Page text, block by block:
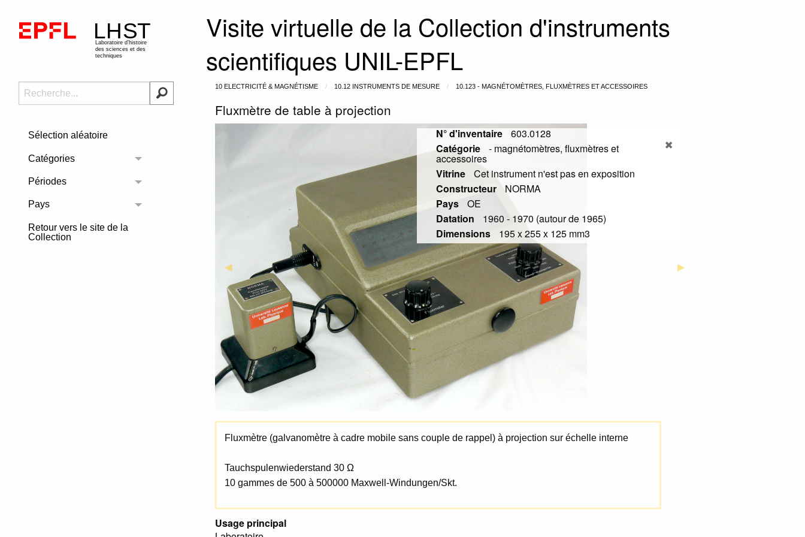
Visite virtuelle de la Collection d'instruments
scientifiques UNIL-EPFL
Sélection aléatoire
Catégories
Toggle menu
Périodes
Toggle menu
Pays
Toggle menu
Retour vers le site de la
Collection
10 ELECTRICITÉ & MAGNÉTISME 10.12 INSTRUMENTS DE MESURE 10.123 - MAGNÉTOMÈTRES, FLUXMÈTRES ET ACCESSOIRES
Fluxmètre de table à projection
Previous Slide
◀︎ Next Slide
▶︎
N° d'inventaire
603.0128
Catégorie
- magnétomètres, fluxmètres et
accessoires
Vitrine
Cet instrument n'est pas en exposition
Constructeur
NORMA
Pays
OE
Datation
1960 - 1970 (autour de 1965)
Dimensions
195 x 255 x 125 mm3
Fluxmètre (galvanomètre à cadre mobile sans couple de rappel) à projection sur échelle interne
Tauchspulenwiederstand 30 Ω
10 gammes de 500 à 500000 Maxwell-Windungen/Skt.
Usage principal